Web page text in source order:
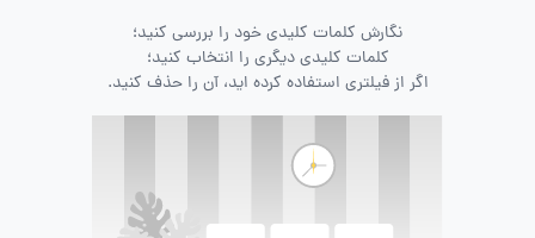
نگارش کلمات کلیدی خود را بررسی کنید؛
کلمات کلیدی دیگری را انتخاب کنید؛
اگر از فیلتری استفاده کرده اید، آن را حذف کنید.